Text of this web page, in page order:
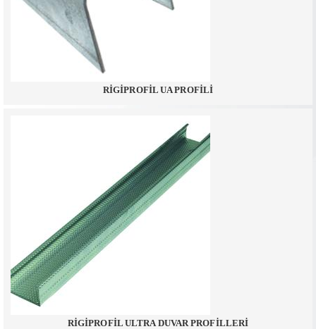
RİGİPROFİL UA PROFİLİ
RİGİPROFİL ULTRA DUVAR PROFİLLERİ